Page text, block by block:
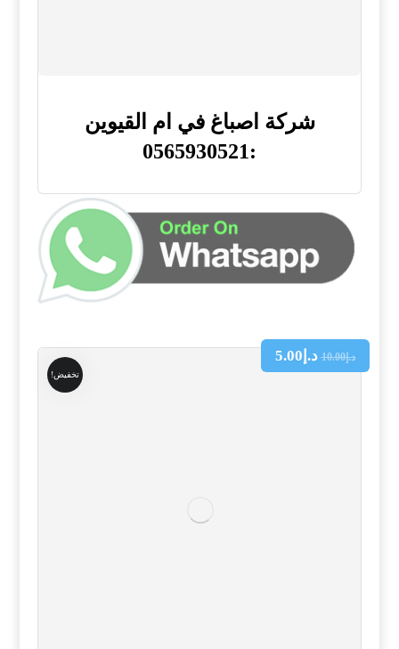
شركة اصباغ في ام القيوين
:0565930521
تخفيض!
د.إ10.00 د.إ 5.00